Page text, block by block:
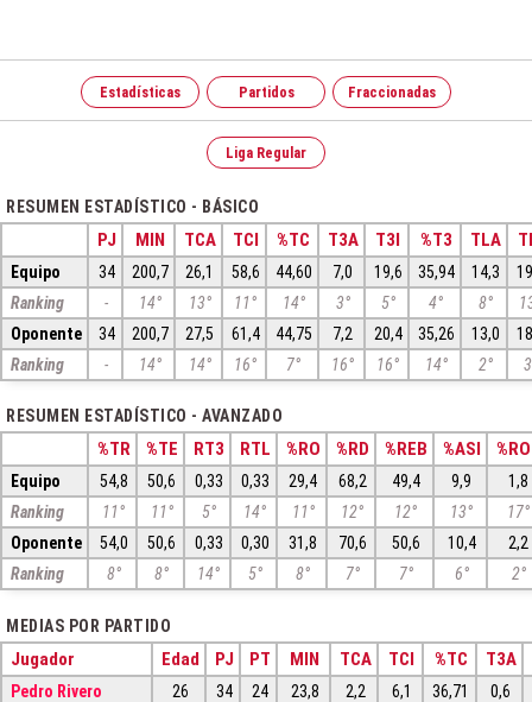
Estadísticas Partidos Fraccionadas
Liga Regular
RESUMEN ESTADÍSTICO - BÁSICO
PJ MIN TCA TCI %TC T3A T3I %T3 TLA
Equipo 34 200,7 26,1 58,6 44,60 7,0 19,6 35,94 14,3
Ranking
- 14° 13° 11° 14° 3° 5° 4° 8°
Oponente
34 200,7 27,5 61,4 44,75 7,2 20,4 35,26 13,0
Ranking
- 14° 14° 16° 7° 16° 16° 14° 2°
RESUMEN ESTADÍSTICO - AVANZADO
%TR %TE RT3 RTL %RO %RD %REB %ASI
Equipo 54,8 50,6 0,33 0,33 29,4 68,2 49,4 9,9
1,8
Ranking
11° 11° 5° 14° 11° 12° 12° 13°
17°
Oponente
54,0 50,6 0,33 0,30 31,8 70,6 50,6 10,4
2,2
Ranking
8° 8° 14° 5° 8° 7° 7° 6° 2°
MEDIAS POR PARTIDO
Jugador Edad PJ PT MIN TCA TCI %TC T3A
Pedro Rivero 26 34 24 23,8 2,2 6,1 36,71
0,6